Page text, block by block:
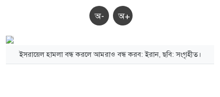
অ- অ+
ইসরায়েল হামলা বন্ধ করলে আমরাও বন্ধ করব: ইরান, ছবি: সংগৃহীত।